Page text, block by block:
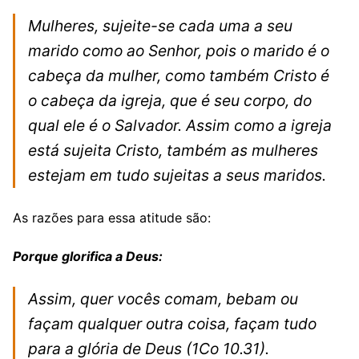
Mulheres, sujeite-se cada uma a seu
marido como ao Senhor, pois o marido é o
cabeça da mulher, como também Cristo é
o cabeça da igreja, que é seu corpo, do
qual ele é o Salvador. Assim como a igreja
está sujeita Cristo, também as mulheres
estejam em tudo sujeitas a seus maridos.
As razões para essa atitude são:
Porque glorifica a Deus:
Assim, quer vocês comam, bebam ou
façam qualquer outra coisa, façam tudo
para a glória de Deus (1Co 10.31).